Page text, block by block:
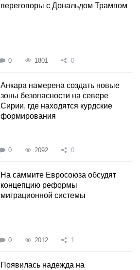
переговоры с Дональдом Трампом
0 1801 0
Анкара намерена создать новые
зоны безопасности на севере
Сирии, где находятся курдские
формирования
0 2092 0
На саммите Евросоюза обсудят
концепцию реформы
миграционной системы
0 2012 1
Появилась надежда на